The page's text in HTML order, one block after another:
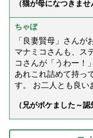
（猫が母になつきま
ちゃぼ
「良妻賢母」さんが
マナミコさんも、ス
コさんが「うわー！
あれこれ詰めて持っ
す。 お二人とも良い
（兄がボケました～
達』が届きました」）